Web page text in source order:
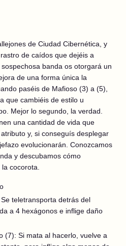
de Ciudad Cibernética, y
de caídos que dejéis a
banda os otorgará un
de una forma única la
paséis de Mafioso (3) a (5),
que cambiéis de estilo u
Mejor lo segundo, la verdad.
una cantidad de vida que
y, si conseguís desplegar
evolucionarán. Conozcamos
y descubamos cómo
cocorota.
teletransporta detrás del
a 4 hexágonos e inflige daño
(7): Si mata al hacerlo, vuelve a